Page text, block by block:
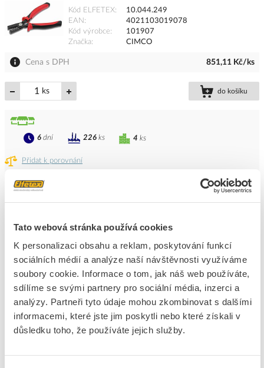
Tato webová stránka používá cookies
K personalizaci obsahu a reklam, poskytování funkcí
sociálních médií a analýze naší návštěvnosti využíváme
soubory cookie. Informace o tom, jak náš web používáte,
sdílíme se svými partnery pro sociální média, inzerci a
analýzy. Partneři tyto údaje mohou zkombinovat s dalšími
informacemi, které jste jim poskytli nebo které získali v
důsledku toho, že používáte jejich služby.
Kód ELFETEX
10.044.249
EAN
4021103019078
Kód výrobce
101907
Značka
CIMCO
Cena s DPH 851,11 Kč/ks
ks do košíku
Přidat k porovnání
4 ks
6 dní 226 ks
CIMCO Lisovací kleště na dutinky 0,5 - 16 mm2
Kód výrobce
106120
Značka
CIMCO
Cena s DPH 2 418,23 Kč/ks
ks do košíku
14